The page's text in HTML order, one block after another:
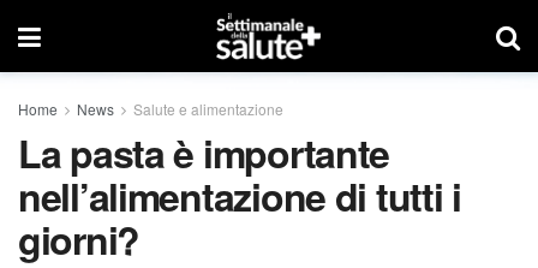
Home News Salute e alimentazione
La pasta è importante
nell’alimentazione di tutti i
giorni?